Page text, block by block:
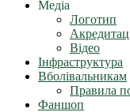
Медіа
Логотип
Відео
Інфраструктура
Вболівальникам
Правила
Фаншоп